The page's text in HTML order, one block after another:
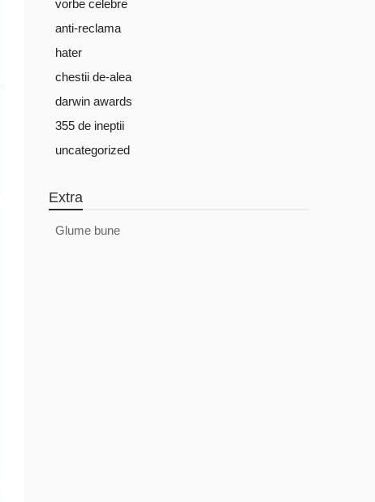
vorbe celebre
anti-reclama
hater
chestii de-alea
darwin awards
355 de ineptii
uncategorized
Extra
Glume bune